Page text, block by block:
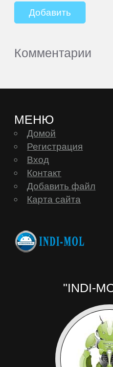
Комментарии
МЕНЮ
Домой
Регистрация
Вход
Контакт
Добавить файл
Карта сайта
"INDI-